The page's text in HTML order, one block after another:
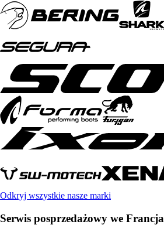
Odkryj wszystkie nasze marki
Serwis posprzedażowy we Francja